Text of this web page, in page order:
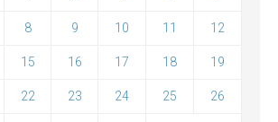
8 9 10 11 12
15 16 17 18 19
22 23 24 25 26